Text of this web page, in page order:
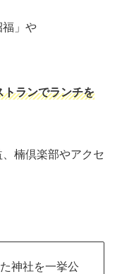
福」や
トランでランチを
楠倶楽部やアクセ
神社を一挙公